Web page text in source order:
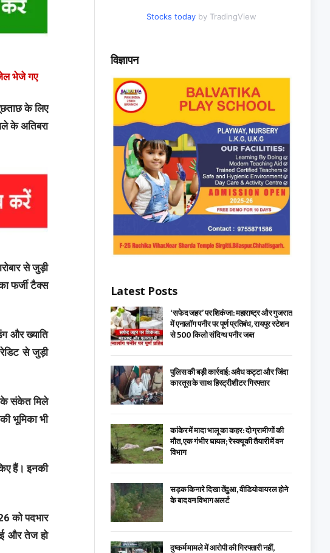
जेल भेजे गए
के लिए
के अतिबरा
से जुड़ी
फर्जी टैक्स
और ख्याति
से जुड़ी
के संकेत मिले
भूमिका भी
हैं। इनकी
को पदभार
और तेज हो
Stocks today by TradingView
विज्ञापन
Latest Posts
‘सफेद जहर’ पर शिकंजा: महाराष्ट्र और गुजरात
में एनालॉग पनीर पर पूर्ण प्रतिबंध, रायपुर स्टेशन
से 500 किलो संदिग्ध पनीर जब्त
पुलिस की बड़ी कार्रवाई: अवैध कट्टा और जिंदा
कारतूस के साथ हिस्ट्रीशीटर गिरफ्तार
कांकेर में मादा भालू का कहर: दो ग्रामीणों की
मौत, एक गंभीर घायल; रेस्क्यू की तैयारी में वन
विभाग
सड़क किनारे दिखा तेंदुआ, वीडियो वायरल होने
के बाद वन विभाग अलर्ट
दुष्कर्म मामले में आरोपी की गिरफ्तारी नहीं,